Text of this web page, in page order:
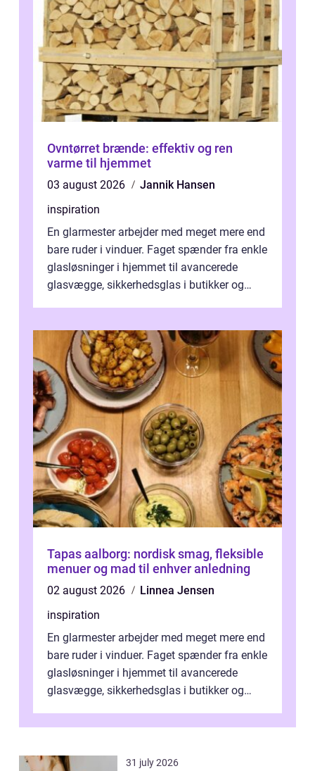
Ovntørret brænde: effektiv og ren
varme til hjemmet
03 august 2026
Jannik Hansen
inspiration
En glarmester arbejder med meget mere end
bare ruder i vinduer. Faget spænder fra enkle
glasløsninger i hjemmet til avancerede
glasvægge, sikkerhedsglas i butikker og
Tapas aalborg: nordisk smag, fleksible
menuer og mad til enhver anledning
02 august 2026
Linnea Jensen
inspiration
En glarmester arbejder med meget mere end
bare ruder i vinduer. Faget spænder fra enkle
glasløsninger i hjemmet til avancerede
glasvægge, sikkerhedsglas i butikker og
31 july 2026